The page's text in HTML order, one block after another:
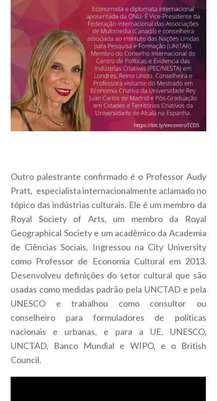
Outro palestrante confirmado é o Professor Audy
Pratt, especialista internacionalmente aclamado no
tópico das indústrias culturais. Ele é um membro da
Royal Society of Arts, um membro da Royal
Geographical Society e um acadêmico da Academia
de Ciências Sociais. Ingressou na City University
como Professor de Economia Cultural em 2013.
Desenvolveu definições do setor cultural que são
usadas como medidas padrão pela UNCTAD e pela
UNESCO e trabalhou como consultor ou
conselheiro para formuladores de políticas
nacionais e urbanas, e para a UE, UNESCO,
UNCTAD, Banco Mundial e WIPO, e o British
Council.